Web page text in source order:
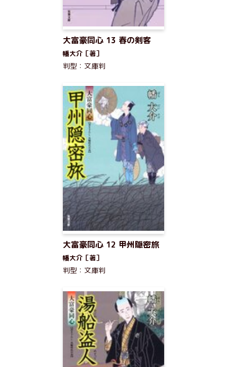
大富豪同心 13 春の剣客
幡大介［著］
判型：文庫判
大富豪同心 12 甲州隠密旅
幡大介［著］
判型：文庫判